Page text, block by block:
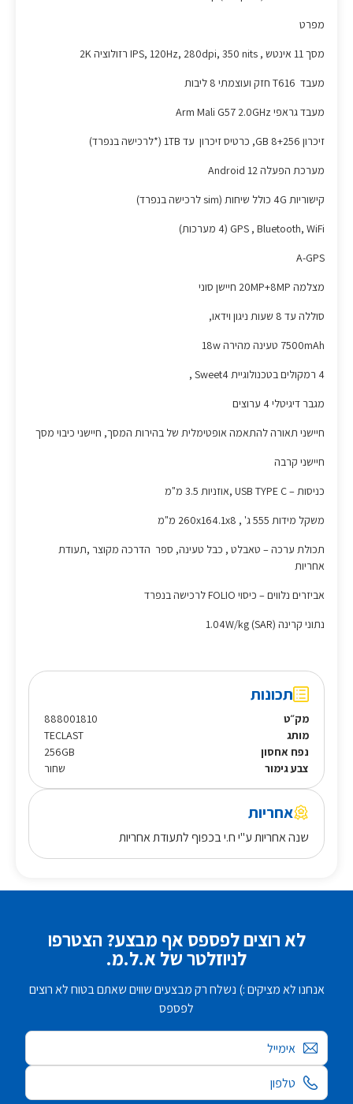
מפרט
מסך 11 אינטש , IPS, 120Hz, 280dpi, 350 nits רזולוציה 2K
מעבד T616 חזק ועוצמתי 8 ליבות
מעבד גראפי Arm Mali G57 2.0GHz
זיכרון 8+256 GB, כרטיס זיכרון עד 1TB (*לרכישה בנפרד)
מערכת הפעלה Android 12
קישוריות 4G כולל שיחות (sim לרכישה בנפרד)
GPS , Bluetooth, WiFi (4 מערכות)
A-GPS
מצלמה 20MP+8MP חיישן סוני
סוללה עד 8 שעות ניגון וידאו,
7500mAh טעינה מהירה 18w
4 רמקולים בטכנולוגיית Sweet4 ,
מגבר דיגיטלי 4 ערוצים
חיישני תאורה להתאמה אופטימלית של בהירות המסך, חיישני כיבוי מסך
חיישני קרבה
כניסות – USB TYPE C ,אוזניות 3.5 מ"מ
משקל מידות 555 ג' , 260x164.1x8 מ"מ
תכולת ערכה – טאבלט , כבל טעינה, ספר הדרכה מקוצר ,תעודת
אחריות
אביזרים נלווים – כיסוי FOLIO לרכישה בנפרד
נתוני קרינה (SAR) 1.04W/kg
תכונות
מק״ט
888001810
מותג
TECLAST
נפח אחסון
256GB
צבע גימור
שחור
אחריות
שנה אחריות ע"י ח.י בכפוף לתעודת אחריות
לא רוצים לפספס אף מבצע? הצטרפו
לניוזלטר של א.ל.מ.
אנחנו לא מציקים :) נשלח רק מבצעים שווים שאתם בטוח לא רוצים
לפספס
אימייל